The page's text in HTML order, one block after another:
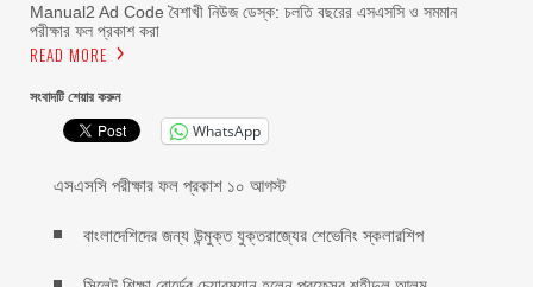
Manual2 Ad Code বৈশাখী নিউজ ডেস্ক: চলতি বছরের এসএসসি ও সমমান
পরীক্ষার ফল প্রকাশ করা
READ MORE
সংবাদটি শেয়ার করুন
WhatsApp
এসএসসি পরীক্ষার ফল প্রকাশ ১০ আগস্ট
বাংলাদেশিদের জন্য উন্মুক্ত যুক্তরাজ্যের শেভেনিং স্কলারশিপ